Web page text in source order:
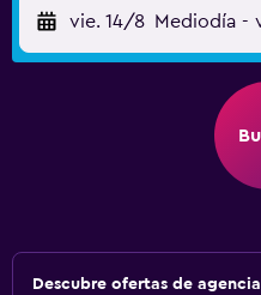
vie. 14/8 Mediodía -
Descubre ofertas de